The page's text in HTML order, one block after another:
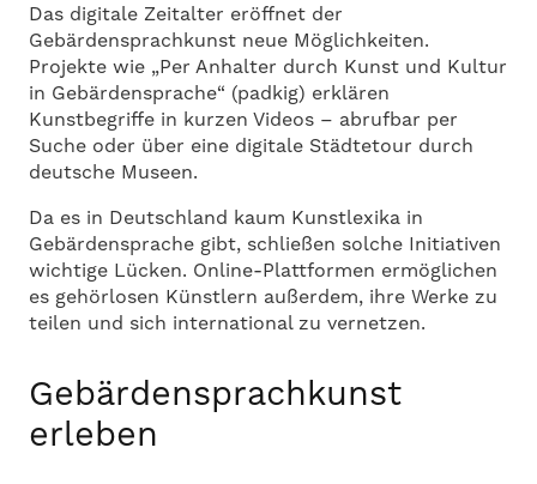
Das digitale Zeitalter eröffnet der
Gebärdensprachkunst neue Möglichkeiten.
Projekte wie „Per Anhalter durch Kunst und Kultur
in Gebärdensprache“ (padkig) erklären
Kunstbegriffe in kurzen Videos – abrufbar per
Suche oder über eine digitale Städtetour durch
deutsche Museen.
Da es in Deutschland kaum Kunstlexika in
Gebärdensprache gibt, schließen solche Initiativen
wichtige Lücken. Online-Plattformen ermöglichen
es gehörlosen Künstlern außerdem, ihre Werke zu
teilen und sich international zu vernetzen.
Gebärdensprachkunst
erleben